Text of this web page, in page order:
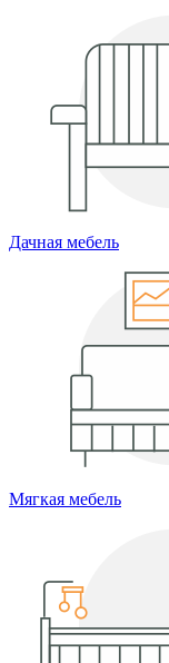
Дачная мебель
Мягкая мебель